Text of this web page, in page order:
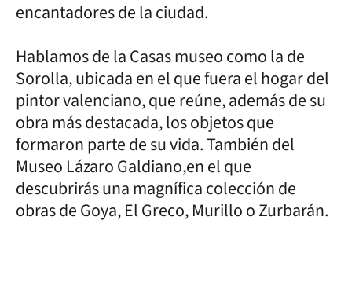
encantadores de la ciudad.
Hablamos de la Casas museo como la de
Sorolla, ubicada en el que fuera el hogar del
pintor valenciano, que reúne, además de su
obra más destacada, los objetos que
formaron parte de su vida. También del
Museo Lázaro Galdiano,en el que
descubrirás una magnífica colección de
obras de Goya, El Greco, Murillo o Zurbarán.